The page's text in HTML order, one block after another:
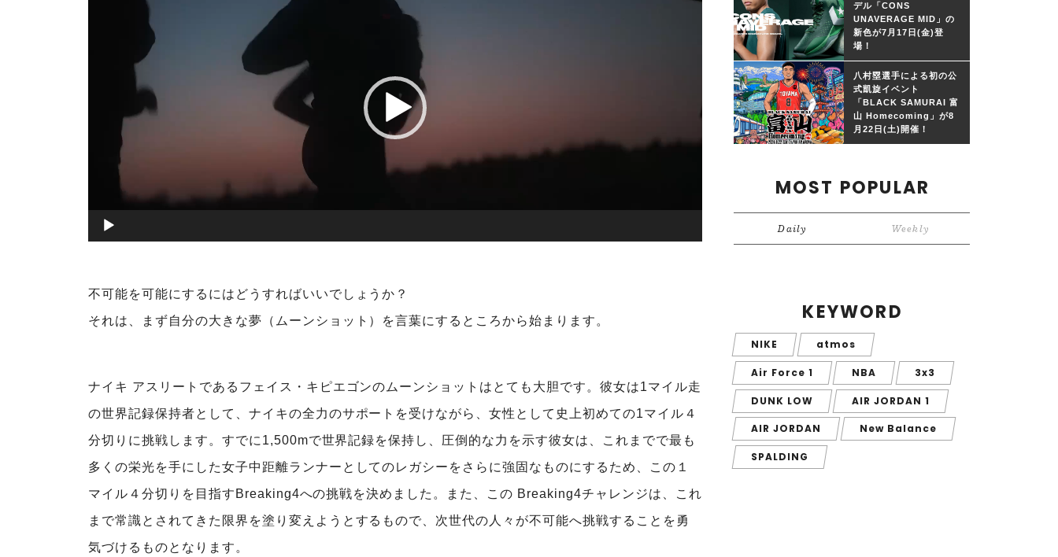
不可能を可能にするにはどうすればいいでしょうか？
それは、まず自分の大きな夢（ムーンショット）を言葉にするところから始まります。
ナイキ アスリートであるフェイス・キピエゴンのムーンショットはとても大胆です。彼女は1マイル走
の世界記録保持者として、ナイキの全力のサポートを受けながら、女性として史上初めての1マイル４
分切りに挑戦します。すでに1,500mで世界記録を保持し、圧倒的な力を示す彼女は、これまでで最も
多くの栄光を手にした女子中距離ランナーとしてのレガシーをさらに強固なものにするため、この１
マイル４分切りを目指すBreaking4への挑戦を決めました。また、この Breaking4チャレンジは、これ
まで常識とされてきた限界を塗り変えようとするもので、次世代の人々が不可能へ挑戦することを勇
気づけるものとなります。
デル「CONS
UNAVERAGE MID」の
新色が7月17日(金)登
場！
八村塁選手による初の公
式凱旋イベント
「BLACK SAMURAI 富
山 Homecoming」が8
月22日(土)開催！
MOST POPULAR
Daily Weekly
KEYWORD
NIKE atmos
Air Force 1 NBA 3x3
DUNK LOW AIR JORDAN 1
AIR JORDAN New Balance
SPALDING